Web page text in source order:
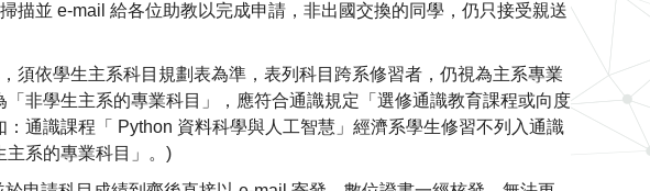
描並 e-mail 給各位助教以完成申請，非出國交換的同學，仍只接受親送
須依學生主系科目規劃表為準，表列科目跨系修習者，仍視為主系專業
非學生主系的專業科目」，應符合通識規定「選修通識教育課程或向度
通識課程「 Python 資料科學與人工智慧」經濟系學生修習不列入通識
主系的專業科目」。)